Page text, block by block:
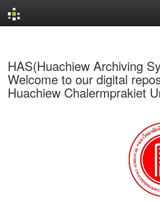
HAS(Huachiew Archiving
Welcome to our digital
Huachiew Chalermprakiet